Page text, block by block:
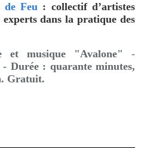
de Feu: collectif d’artistes
dans la pratique des
et musique "Avalone" -
Durée : quarante minutes,
Gratuit.